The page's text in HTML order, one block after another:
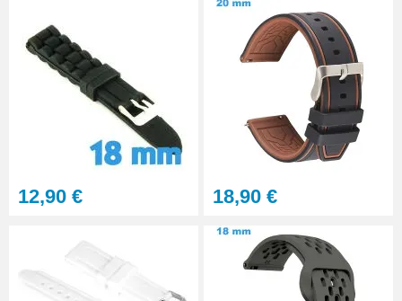
12,90 € 18,90 €